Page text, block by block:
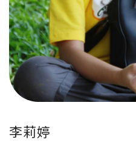
李莉婷